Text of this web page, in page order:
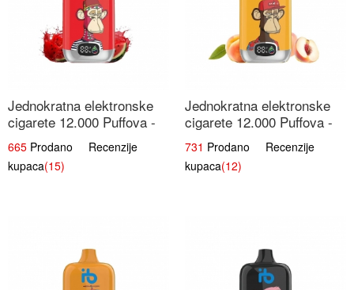
Jednokratna elektronske
cigarete 12.000 Puffova -
Lubenica Sladoled | Ljetna
Desertna Aroma
665 Prodano Recenzije
kupaca(15)
Jednokratna elektronske
cigarete 12.000 Puffova -
Breskva i Voćni Sok |
Osježavajuća Voćna
Mješavina
731 Prodano Recenzije
kupaca(12)